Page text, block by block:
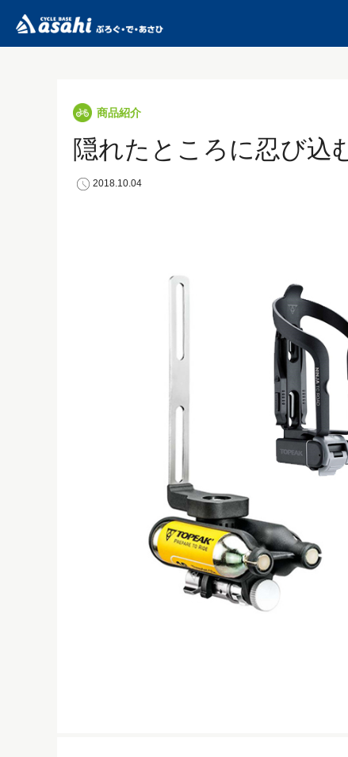
商品紹介
隠れたところに忍び
2018.10.04